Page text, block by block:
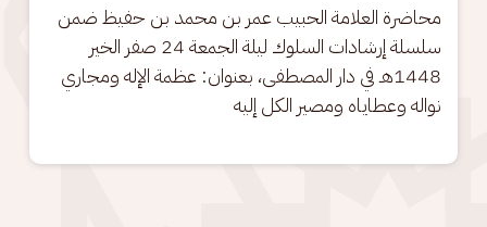
محاضرة العلامة الحبيب عمر بن محمد بن حفيظ ضمن
سلسلة إرشادات السلوك ليلة الجمعة 24 صفر الخير
1448هـ في دار المصطفى، بعنوان: عظمة الإله ومجاري
نواله وعطاياه ومصير الكل إليه